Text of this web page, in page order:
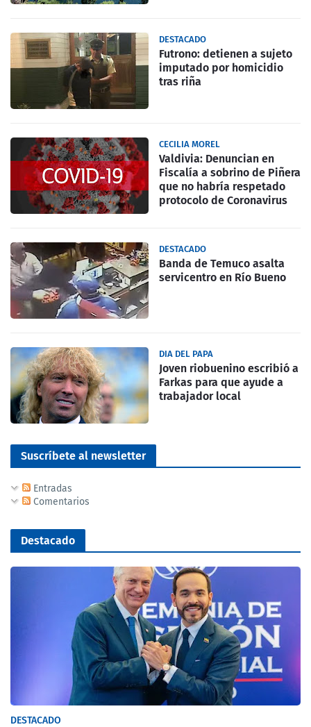
DESTACADO
Futrono: detienen a sujeto
imputado por homicidio
tras riña
CECILIA MOREL
Valdivia: Denuncian en
Fiscalía a sobrino de Piñera
que no habría respetado
protocolo de Coronavirus
DESTACADO
Banda de Temuco asalta
servicentro en Río Bueno
DIA DEL PAPA
Joven riobuenino escribió a
Farkas para que ayude a
trabajador local
Suscríbete al newsletter
Entradas
Comentarios
Destacado
DESTACADO